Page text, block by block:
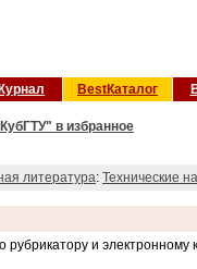
BestКаталог
в избранное
литература: Технические
и электронному